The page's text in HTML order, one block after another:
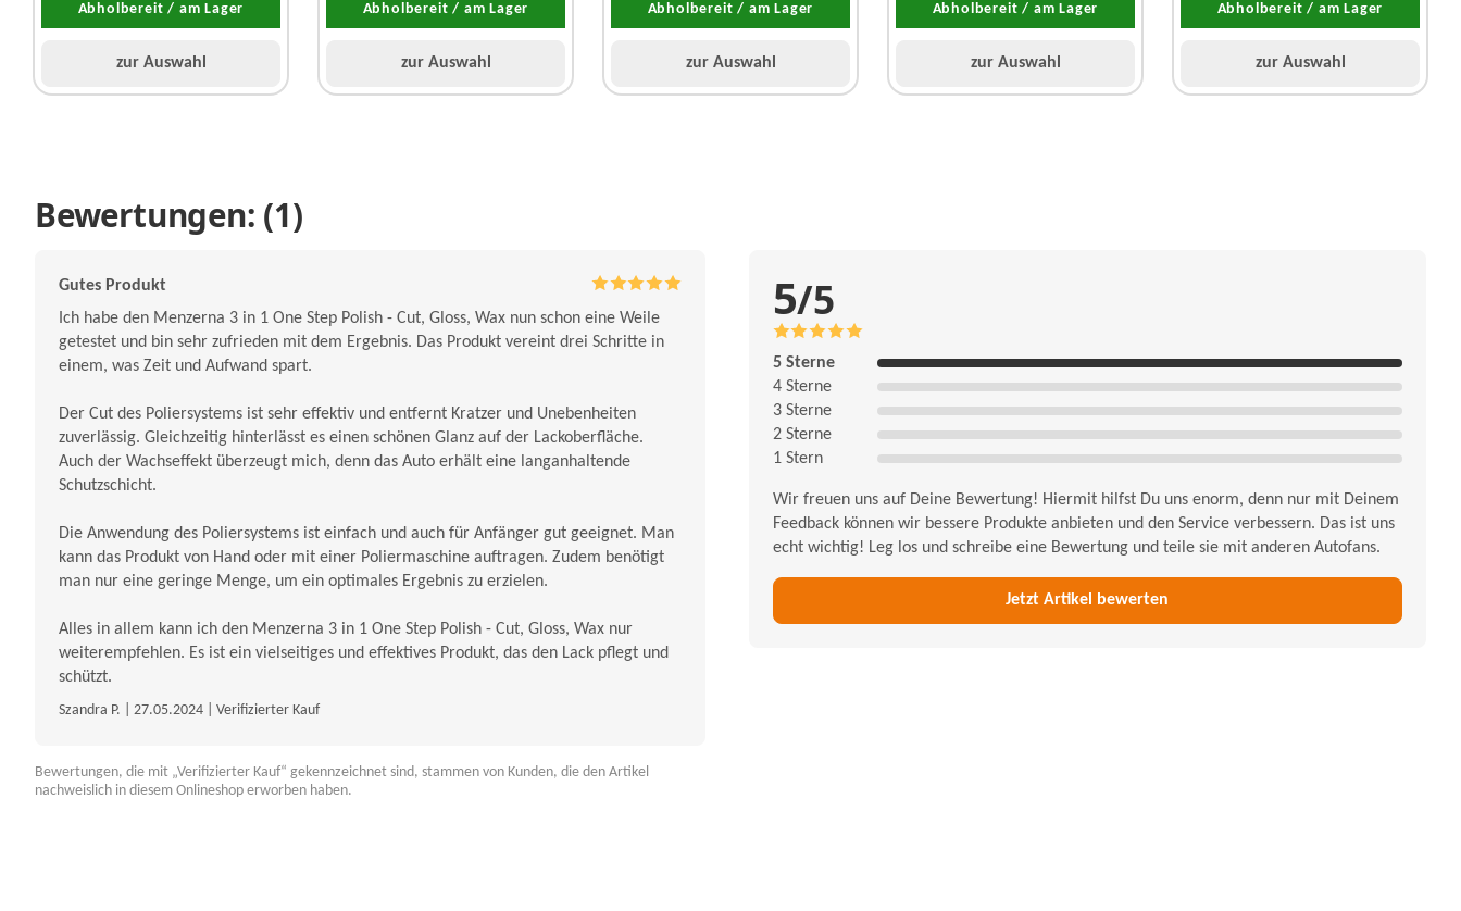
Abholbereit / am Lager
zur Auswahl
Abholbereit / am Lager
zur Auswahl
Abholbereit / am Lager
zur Auswahl
Abholbereit / am Lager
zur Auswahl
Abholbereit / am Lager
zur Auswahl
Bewertungen: (1)
5/5
5 Sterne
4 Sterne
3 Sterne
2 Sterne
1 Stern
Wir freuen uns auf Deine Bewertung! Hiermit hilfst Du uns enorm, denn nur mit Deinem
Feedback können wir bessere Produkte anbieten und den Service verbessern. Das ist uns
echt wichtig! Leg los und schreibe eine Bewertung und teile sie mit anderen Autofans.
Gutes Produkt
Ich habe den Menzerna 3 in 1 One Step Polish - Cut, Gloss, Wax nun schon eine Weile
getestet und bin sehr zufrieden mit dem Ergebnis. Das Produkt vereint drei Schritte in
einem, was Zeit und Aufwand spart.
Der Cut des Poliersystems ist sehr effektiv und entfernt Kratzer und Unebenheiten
zuverlässig. Gleichzeitig hinterlässt es einen schönen Glanz auf der Lackoberfläche.
Auch der Wachseffekt überzeugt mich, denn das Auto erhält eine langanhaltende
Schutzschicht.
Die Anwendung des Poliersystems ist einfach und auch für Anfänger gut geeignet. Man
kann das Produkt von Hand oder mit einer Poliermaschine auftragen. Zudem benötigt
man nur eine geringe Menge, um ein optimales Ergebnis zu erzielen.
Alles in allem kann ich den Menzerna 3 in 1 One Step Polish - Cut, Gloss, Wax nur
weiterempfehlen. Es ist ein vielseitiges und effektives Produkt, das den Lack pflegt und
schützt.
Szandra P. | 27.05.2024 | Verifizierter Kauf
Bewertungen, die mit „Verifizierter Kauf“ gekennzeichnet sind, stammen von Kunden, die den Artikel
nachweislich in diesem Onlineshop erworben haben.